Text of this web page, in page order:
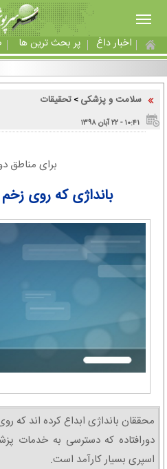
اخبار داغ پر بحث ترین ها
سلامت و پزشکی > تحقیقات
۱۰:۴۱ - ۲۲ آبان ۱۳۹۸
برای مناطق
بانداژی که روی
محققان بانداژی ابداع کرده اند که
دورافتاده که دسترسی به خدمات
اسپری بسیار کارآمد است.